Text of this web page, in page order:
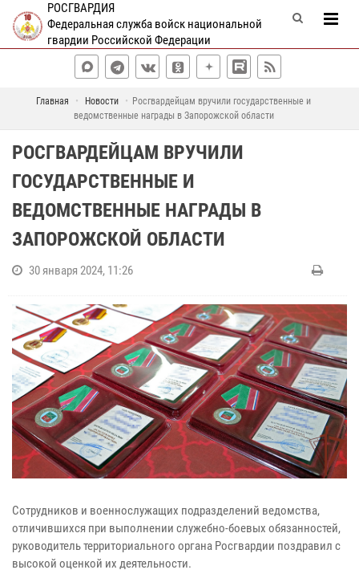
РОСГВАРДИЯ
Федеральная служба войск национальной
гвардии Российской Федерации
Главная Новости
Росгвардейцам вручили государственные и
ведомственные награды в Запорожской области
РОСГВАРДЕЙЦАМ ВРУЧИЛИ
ГОСУДАРСТВЕННЫЕ И
ВЕДОМСТВЕННЫЕ НАГРАДЫ В
ЗАПОРОЖСКОЙ ОБЛАСТИ
30 января 2024, 11:26
Сотрудников и военнослужащих подразделений ведомства,
отличившихся при выполнении служебно-боевых обязанностей,
руководитель территориального органа Росгвардии поздравил с
высокой оценкой их деятельности.